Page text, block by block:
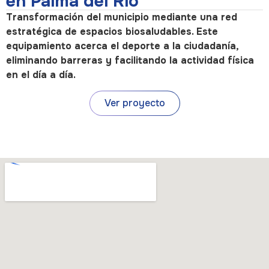
Transformación del municipio mediante una red
estratégica de espacios biosaludables. Este
equipamiento acerca el deporte a la ciudadanía,
eliminando barreras y facilitando la actividad física
en el día a día.
Ver proyecto